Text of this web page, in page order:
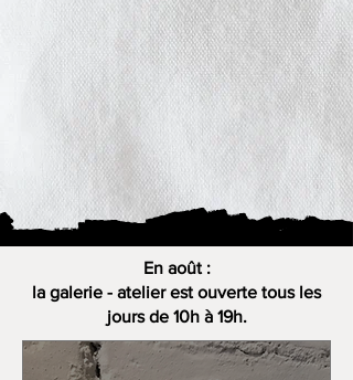
En août :
la galerie - atelier est ouverte tous les
jours de 10h à 19h.